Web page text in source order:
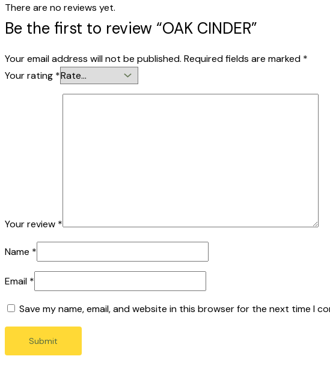
There are no reviews yet.
Be the first to review “OAK CINDER”
Your email address will not be published. Required fields are marked *
Your rating *
Your review *
Name *
Email *
Save my name, email, and website in this browser for the next time I